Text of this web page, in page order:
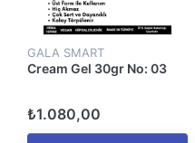
GALA SMART
Cream Gel 30gr No: 03
₺1.080,00